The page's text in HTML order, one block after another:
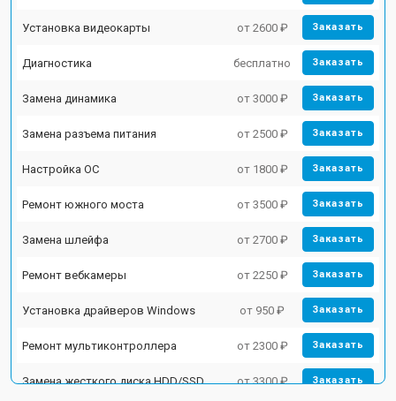
Установка видеокарты от 2600 ₽ Заказать
Диагностика бесплатно Заказать
Замена динамика от 3000 ₽ Заказать
Замена разъема питания от 2500 ₽ Заказать
Настройка ОС от 1800 ₽ Заказать
Ремонт южного моста от 3500 ₽ Заказать
Замена шлейфа от 2700 ₽ Заказать
Ремонт вебкамеры от 2250 ₽ Заказать
Установка драйверов Windows от 950 ₽ Заказать
Ремонт мультиконтроллера от 2300 ₽ Заказать
Замена жесткого диска HDD/SSD от 3300 ₽ Заказать